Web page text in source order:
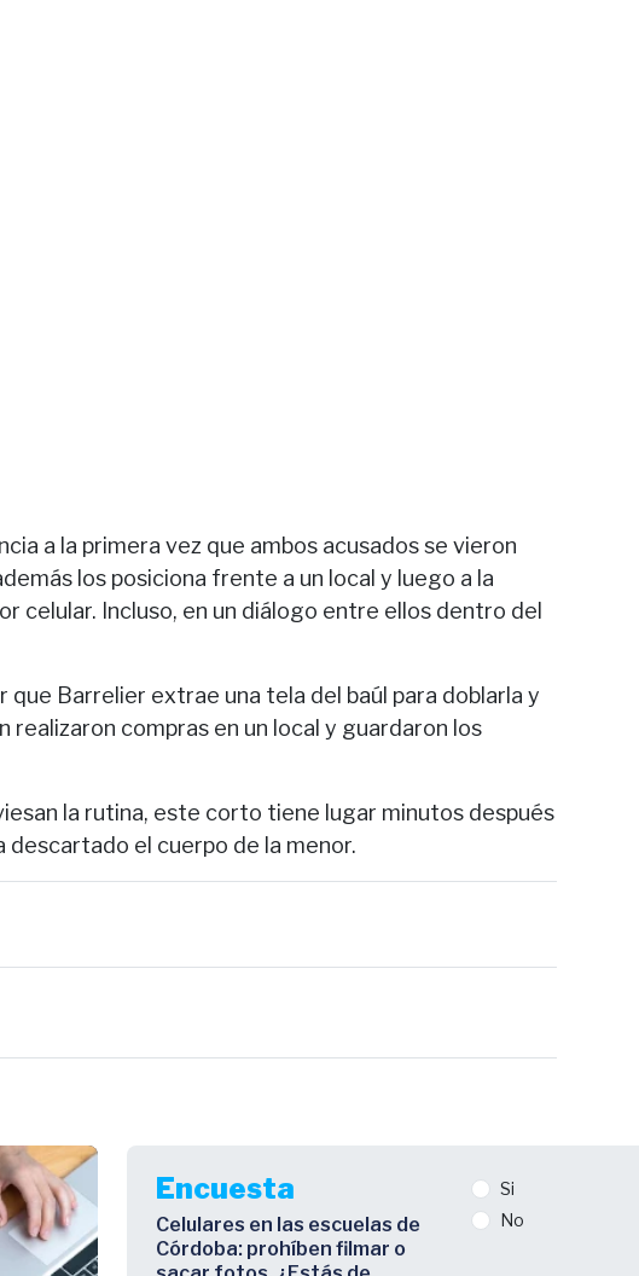
a la primera vez que ambos acusados se vieron
los posiciona frente a un local y luego a la
celular. Incluso, en un diálogo entre ellos dentro del
que Barrelier extrae una tela del baúl para doblarla y
realizaron compras en un local y guardaron los
la rutina, este corto tiene lugar minutos después
descartado el cuerpo de la menor.
Encuesta
Celulares en las escuelas de
Córdoba: prohíben filmar o
Si
No